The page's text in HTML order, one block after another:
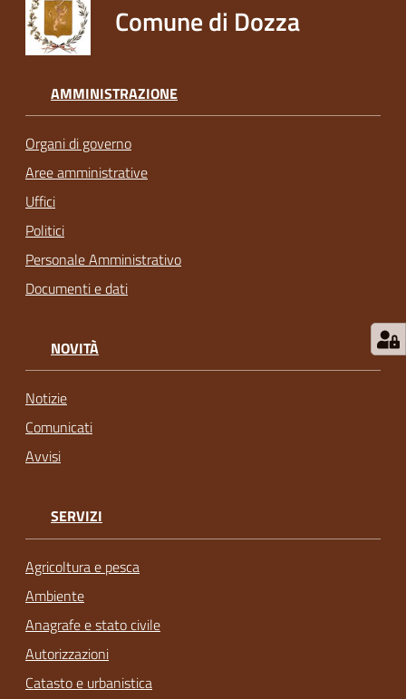
Comune di Dozza
AMMINISTRAZIONE
Organi di governo
Aree amministrative
Uffici
Politici
Personale Amministrativo
Documenti e dati
NOVITÀ
Notizie
Comunicati
Avvisi
SERVIZI
Agricoltura e pesca
Ambiente
Anagrafe e stato civile
Autorizzazioni
Catasto e urbanistica